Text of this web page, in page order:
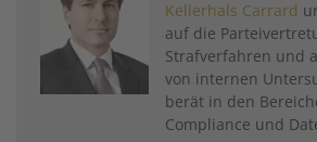
Kellerhals Carrard
auf die
Strafverfahren und
von internen
berät in den
Compliance und